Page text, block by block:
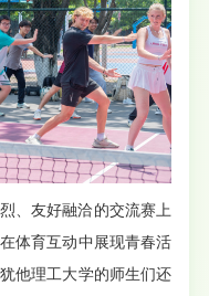
、友好融洽的交流赛上
体育互动中展现青春活
犹他理工大学的师生们还